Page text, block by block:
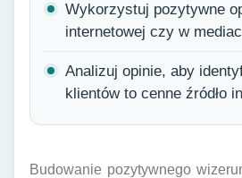
Wykorzystuj pozytywne
internetowej czy w
Analizuj opinie, aby
klientów to cenne źródło
Budowanie pozytywnego